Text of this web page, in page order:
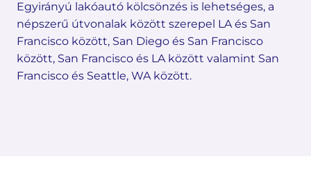
Egyirányú lakóautó kölcsönzés is lehetséges, a
népszerű útvonalak között szerepel LA és San
Francisco között, San Diego és San Francisco
között, San Francisco és LA között valamint San
Francisco és Seattle, WA között.